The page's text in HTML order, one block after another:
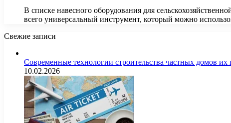
В списке навесного оборудования для
всего универсальный инструмент, который можно
Свежие записи
Современные технологии строительства частных домов
10.02.2026